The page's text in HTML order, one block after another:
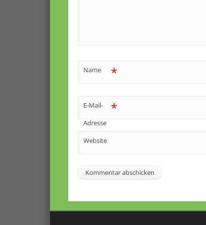
Name *
E-Mail-
Adresse
*
Website